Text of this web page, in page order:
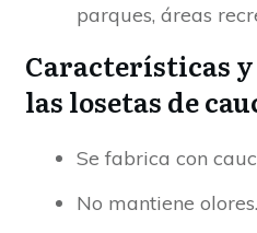
parques, áreas
Características
las losetas de
Se fabrica con
No mantiene olores.